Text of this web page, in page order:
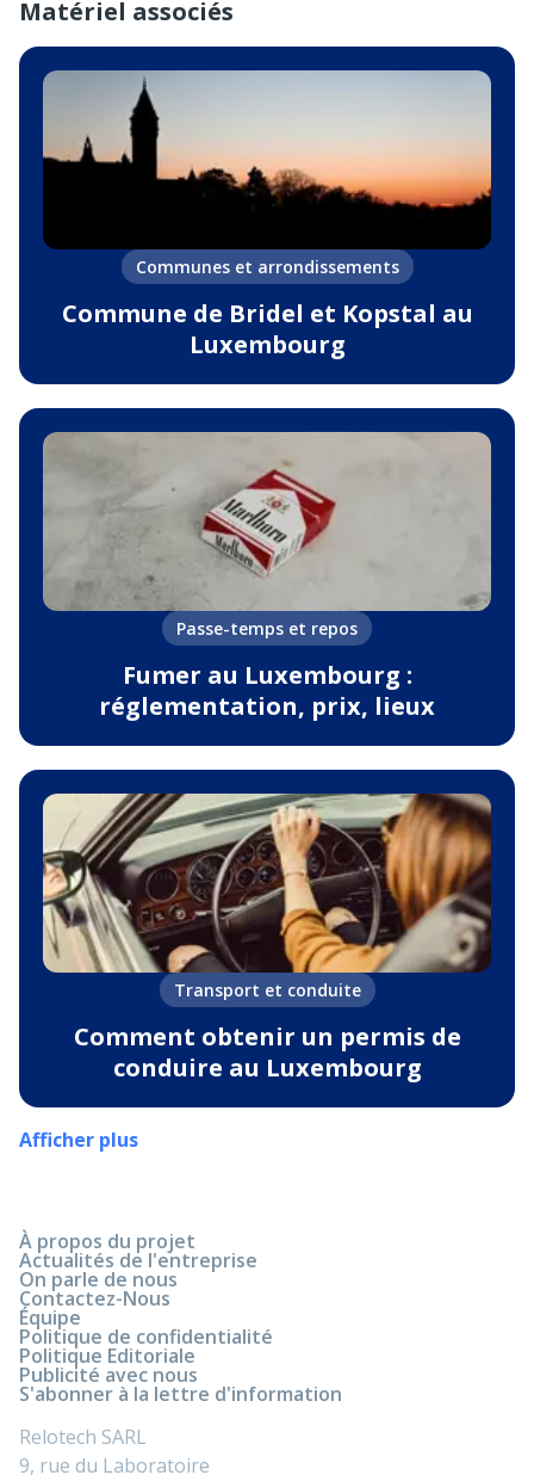
Matériel associés
Communes et arrondissements
Commune de Bridel et Kopstal au
Luxembourg
Passe-temps et repos
Fumer au Luxembourg :
réglementation, prix, lieux
Transport et conduite
Comment obtenir un permis de
conduire au Luxembourg
Afficher plus
À propos du projet
Actualités de l'entreprise
On parle de nous
Contactez-Nous
Équipe
Politique de confidentialité
Politique Editoriale
Publicité avec nous
S'abonner à la lettre d'information
Relotech SARL
9, rue du Laboratoire